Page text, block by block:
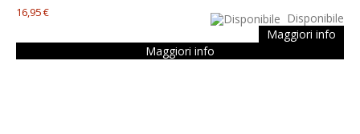
16,95 €
Disponibile
Maggiori info
Maggiori info